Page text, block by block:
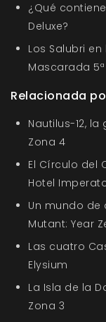
¿Qué
Deluxe?
Los Salubri
Mascarada
Relacionada
Nautilus-12,
Zona 4
El Círculo del
Hotel
Un mundo de
Mutant: Year
Las cuatro
Elysium
La Isla de la
Zona 3